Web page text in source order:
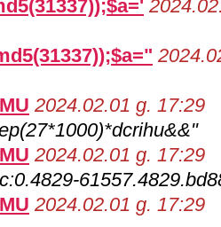
2024.02.01 g. 17:29
2024.02.01 g. 17:29
2024.02.01 g. 17:29